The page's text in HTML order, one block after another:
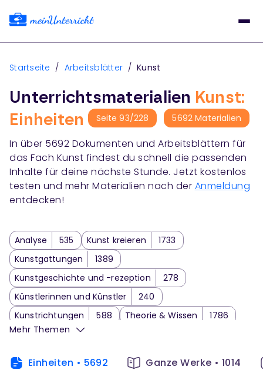
Startseite / Arbeitsblätter / Kunst
Unterrichtsmaterialien Kunst:
Einheiten
Seite93/228 5692 Materialien
In über 5692 Dokumenten und Arbeitsblättern für
das Fach Kunst findest du schnell die passenden
Inhalte für deine nächste Stunde. Jetzt kostenlos
testen und mehr Materialien nach der Anmeldung
entdecken!
Analyse 535 Kunst kreieren
1733
Kunstgattungen
1389
Kunstgeschichte und -rezeption
278
Künstlerinnen und Künstler
240
Kunstrichtungen
588 Theorie & Wissen
1786
Kunstgeschichte
Mehr Themen
Einheiten • 5692 Ganze Werke • 1014